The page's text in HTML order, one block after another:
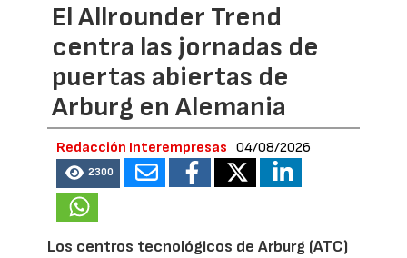
El Allrounder Trend
centra las jornadas de
puertas abiertas de
Arburg en Alemania
Redacción Interempresas 04/08/2026
2300
Los centros tecnológicos de Arburg (ATC)